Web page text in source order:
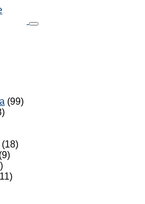
(99)
(18)
(9)